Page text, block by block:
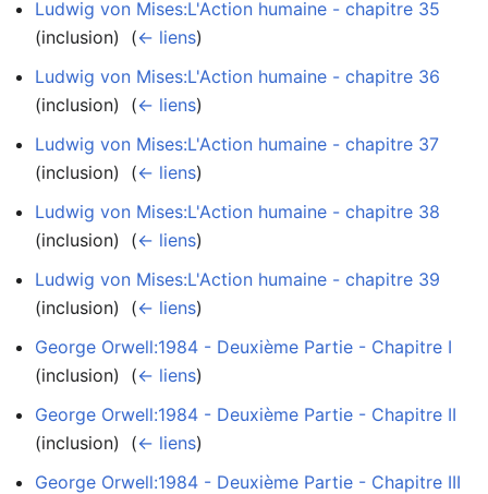
Ludwig von Mises:L'Action humaine - chapitre 35
(inclusion) ‎ (← liens)
Ludwig von Mises:L'Action humaine - chapitre 36
(inclusion) ‎ (← liens)
Ludwig von Mises:L'Action humaine - chapitre 37
(inclusion) ‎ (← liens)
Ludwig von Mises:L'Action humaine - chapitre 38
(inclusion) ‎ (← liens)
Ludwig von Mises:L'Action humaine - chapitre 39
(inclusion) ‎ (← liens)
George Orwell:1984 - Deuxième Partie - Chapitre I
(inclusion) ‎ (← liens)
George Orwell:1984 - Deuxième Partie - Chapitre II
(inclusion) ‎ (← liens)
George Orwell:1984 - Deuxième Partie - Chapitre III